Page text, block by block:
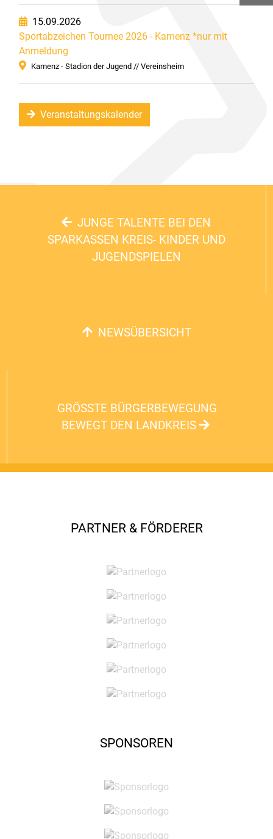
15.09.2026
Sportabzeichen Tournee 2026 - Kamenz *nur mit
Anmeldung
Kamenz - Stadion der Jugend // Vereinsheim
Veranstaltungskalender
JUNGE TALENTE BEI DEN
SPARKASSEN KREIS- KINDER UND
JUGENDSPIELEN
NEWSÜBERSICHT
GRÖSSTE BÜRGERBEWEGUNG B
EWEGT DEN LANDKREIS
PARTNER & FÖRDERER
SPONSOREN